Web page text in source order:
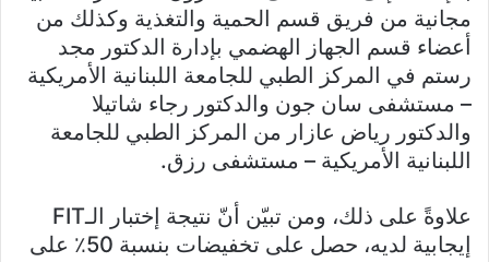
مجانية من فريق قسم الحمية والتغذية وكذلك من
أعضاء قسم الجهاز الهضمي بإدارة الدكتور مجد
رستم في المركز الطبي للجامعة اللبنانية الأمريكية
– مستشفى سان جون والدكتور رجاء شاتيلا
والدكتور رياض عازار من المركز الطبي للجامعة
اللبنانية الأمريكية – مستشفى رزق.
علاوةً على ذلك، ومن تبيّن أنّ نتيجة إختبار الـFIT
إيجابية لديه، حصل على تخفيضات بنسبة 50٪ على